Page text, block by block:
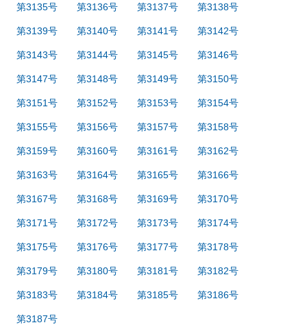
第3135号 第3136号 第3137号 第3138号
第3139号 第3140号 第3141号 第3142号
第3143号 第3144号 第3145号 第3146号
第3147号 第3148号 第3149号 第3150号
第3151号 第3152号 第3153号 第3154号
第3155号 第3156号 第3157号 第3158号
第3159号 第3160号 第3161号 第3162号
第3163号 第3164号 第3165号 第3166号
第3167号 第3168号 第3169号 第3170号
第3171号 第3172号 第3173号 第3174号
第3175号 第3176号 第3177号 第3178号
第3179号 第3180号 第3181号 第3182号
第3183号 第3184号 第3185号 第3186号
第3187号